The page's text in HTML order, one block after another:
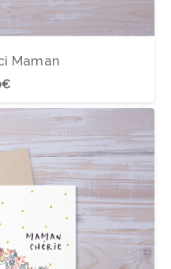
Maman
€